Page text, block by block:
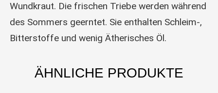
Wundkraut. Die frischen Triebe werden während
des Sommers geerntet. Sie enthalten Schleim-,
Bitterstoffe und wenig Ätherisches Öl.
ÄHNLICHE PRODUKTE